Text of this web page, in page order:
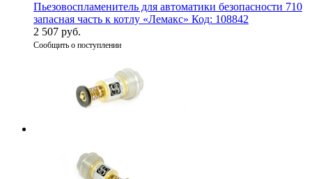
Пьезовоспламенитель для автоматики безопасности 710
запасная часть к котлу «Лемакс» Код: 108842
2 507 руб.
Сообщить о поступлении